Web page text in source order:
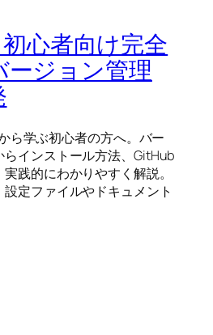
心者向け完全
ージョン管理
ら学ぶ初心者の方へ。バー
らインストール方法、GitHub
践的にわかりやすく解説。
定ファイルやドキュメント